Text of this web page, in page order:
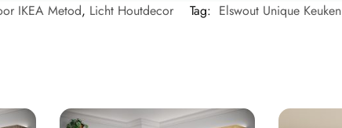
IKEA Metod, Licht Houtdecor Tag: Elswout Unique Keuken